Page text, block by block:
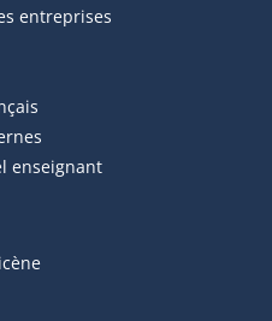
entreprises
hyperlien externe s'ouvrira
enseignant